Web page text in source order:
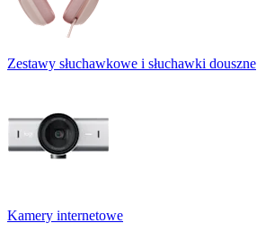
Zestawy słuchawkowe i słuchawki douszne
Kamery internetowe